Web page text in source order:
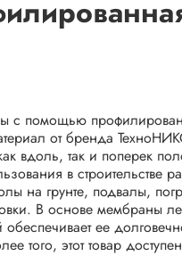
с помощью
от бренда
вдоль, так и поперек
в строительстве
на грунте, подвалы,
В основе мембраны
ее
того, этот товар